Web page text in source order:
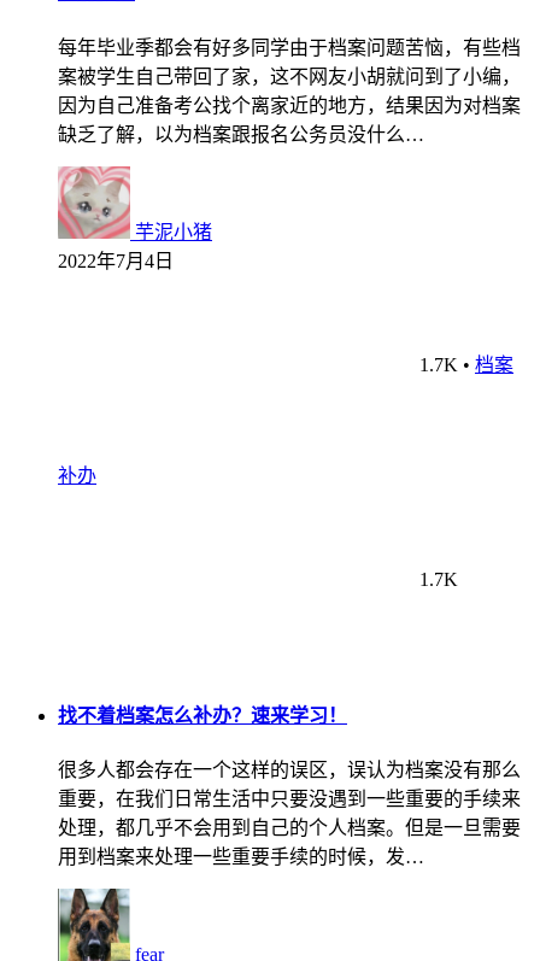
每年毕业季都会有好多同学由于档案问题苦恼，有些档
案被学生自己带回了家，这不网友小胡就问到了小编，
因为自己准备考公找个离家近的地方，结果因为对档案
缺乏了解，以为档案跟报名公务员没什么…
芋泥小猪
2022年7月4日
1.7K • 档案
补办
1.7K
找不着档案怎么补办？速来学习！
很多人都会存在一个这样的误区，误认为档案没有那么
重要，在我们日常生活中只要没遇到一些重要的手续来
处理，都几乎不会用到自己的个人档案。但是一旦需要
用到档案来处理一些重要手续的时候，发…
fear